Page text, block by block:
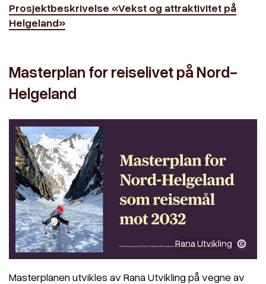
Prosjektbeskrivelse «Vekst og attraktivitet på
Helgeland»
Masterplan for reiselivet på Nord-
Helgeland
Rana Utvikling
Masterplanen utvikles av Rana Utvikling på vegne av